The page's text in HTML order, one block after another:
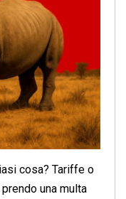
cosa? Tariffe o
una multa